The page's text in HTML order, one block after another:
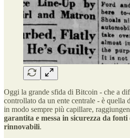
Oggi la grande sfida di Bitcoin - che a
controllato da un ente centrale - è quella
in modo sempre più capillare,
garantita e messa in sicurezza da fonti
rinnovabili.